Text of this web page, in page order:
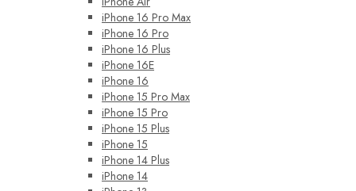
iPhone 16 Pro Max
iPhone 16 Pro
iPhone 16 Plus
iPhone 16E
iPhone 16
iPhone 15 Pro Max
iPhone 15 Pro
iPhone 15 Plus
iPhone 15
iPhone 14 Plus
iPhone 14